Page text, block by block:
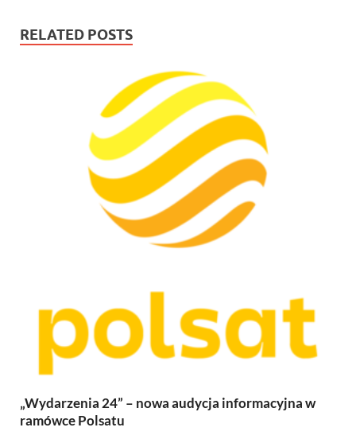
RELATED POSTS
„Wydarzenia 24” – nowa audycja informacyjna w
ramówce Polsatu